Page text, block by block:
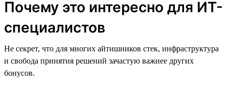
Почему это интересно для ИТ-
специалистов
Не секрет, что для многих айтишников стек, инфраструктура
и свобода принятия решений зачастую важнее других
бонусов.